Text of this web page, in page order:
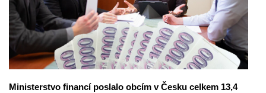
Ministerstvo financí poslalo obcím v Česku celkem 13,4